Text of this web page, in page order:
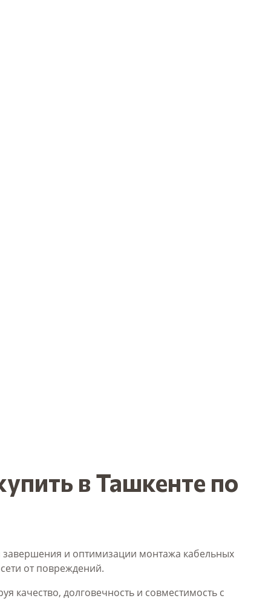
в Ташкенте по
завершения и оптимизации монтажа кабельных
от повреждений.
качество, долговечность и совместимость с